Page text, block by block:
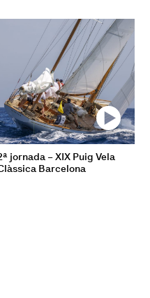
jornada – XIX Puig Vela
Barcelona